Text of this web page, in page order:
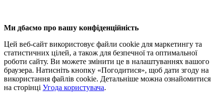
Ми дбаємо про вашу конфіденційність
Цей веб-сайт використовує файли cookie для маркетингу та
статистичних цілей, а також для безпечної та оптимальної
роботи сайту. Ви можете змінити це в налаштуваннях вашого
браузера. Натисніть кнопку «Погодитися», щоб дати згоду на
використання файлів cookie. Детальніше можна ознайомитися
на сторінці Угода користувача.